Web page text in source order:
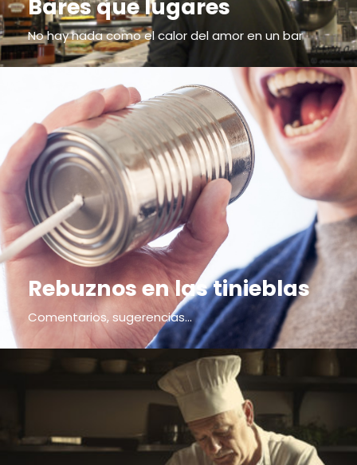
Bares que lugares
No hay nada como el calor del amor en un bar
Rebuznos en las tinieblas
Comentarios, sugerencias...